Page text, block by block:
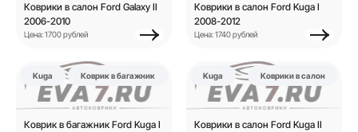
Коврики в салон Ford Galaxy II
2006-2010
Цена: 1700 рублей
Коврики в салон Ford Kuga I
2008-2012
Цена: 1740 рублей
Kuga Коврик в багажник
Коврик в багажник Ford Kuga I
Kuga Коврики в салон
Коврики в салон Ford Kuga II